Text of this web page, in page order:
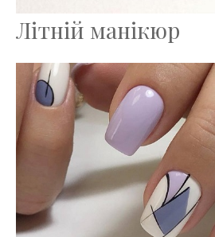
Літній манікюр